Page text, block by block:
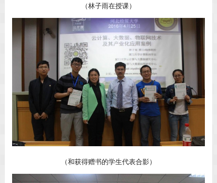
（林子雨在授课）
（和获得赠书的学生代表合影）